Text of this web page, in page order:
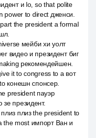
и lo, so that polite
power to direct дженси.
the president a formal
мейби хи уолт
видео и президент биг
рекомендейшен.
it to congress to а вот
конешн спонсер.
president пауэр
президент.
плиз the president to
the most импорт Ван и